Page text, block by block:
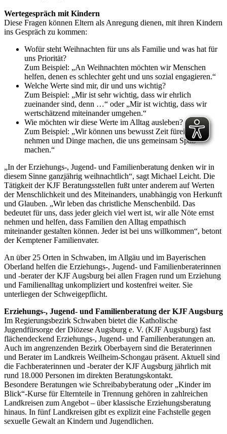
Wertegespräch mit Kindern
Diese Fragen können Eltern als Anregung dienen, mit ihren Kindern
ins Gespräch zu kommen:
Wofür steht Weihnachten für uns als Familie und was hat für
uns Priorität?
Zum Beispiel: „An Weihnachten möchten wir Menschen
helfen, denen es schlechter geht und uns sozial engagieren.“
Welche Werte sind mir, dir und uns wichtig?
Zum Beispiel: „Mir ist sehr wichtig, dass wir ehrlich
zueinander sind, denn …“ oder „Mir ist wichtig, dass wir
wertschätzend miteinander umgehen.“
Wie möchten wir diese Werte im Alltag ausleben?
Zum Beispiel: „Wir können uns bewusst Zeit füreinander
nehmen und Dinge machen, die uns gemeinsam Spaß
machen.“
„In der Erziehungs-, Jugend- und Familienberatung denken wir in
diesem Sinne ganzjährig weihnachtlich“, sagt Michael Leicht. Die
Tätigkeit der KJF Beratungsstellen fußt unter anderem auf Werten
der Menschlichkeit und des Miteinanders, unabhängig von Herkunft
und Glauben. „Wir leben das christliche Menschenbild. Das
bedeutet für uns, dass jeder gleich viel wert ist, wir alle Nöte ernst
nehmen und helfen, dass Familien den Alltag empathisch
miteinander gestalten können. Jeder ist bei uns willkommen“, betont
der Kemptener Familienvater.
An über 25 Orten in Schwaben, im Allgäu und im Bayerischen
Oberland helfen die Erziehungs-, Jugend- und Familienberaterinnen
und -berater der KJF Augsburg bei allen Fragen rund um Erziehung
und Familienalltag unkompliziert und kostenfrei weiter. Sie
unterliegen der Schweigepflicht.
Erziehungs-, Jugend- und Familienberatung der KJF Augsburg
Im Regierungsbezirk Schwaben bietet die Katholische
Jugendfürsorge der Diözese Augsburg e. V. (KJF Augsburg) fast
flächendeckend Erziehungs-, Jugend- und Familienberatungen an.
Auch im angrenzenden Bezirk Oberbayern sind die Beraterinnen
und Berater im Landkreis Weilheim-Schongau präsent. Aktuell sind
die Fachberaterinnen und -berater der KJF Augsburg jährlich mit
rund 18.000 Personen im direkten Beratungskontakt.
Besondere Beratungen wie Schreibabyberatung oder „Kinder im
Blick“-Kurse für Elternteile in Trennung gehören in zahlreichen
Landkreisen zum Angebot – über klassische Erziehungsberatung
hinaus. In fünf Landkreisen gibt es explizit eine Fachstelle gegen
sexuelle Gewalt an Kindern und Jugendlichen.